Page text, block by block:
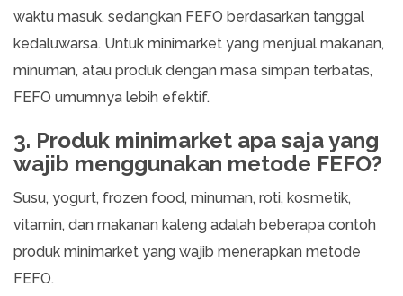
waktu masuk, sedangkan FEFO berdasarkan tanggal
kedaluwarsa. Untuk minimarket yang menjual makanan,
minuman, atau produk dengan masa simpan terbatas,
FEFO umumnya lebih efektif.
3. Produk minimarket apa saja yang
wajib menggunakan metode FEFO?
Susu, yogurt, frozen food, minuman, roti, kosmetik,
vitamin, dan makanan kaleng adalah beberapa contoh
produk minimarket yang wajib menerapkan metode
FEFO.